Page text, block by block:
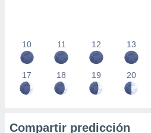
10 11 12 13
17 18 19 20
Compartir predicción